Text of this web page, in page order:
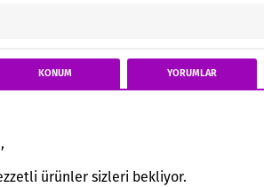
KONUM YORUMLAR
ürünler sizleri bekliyor.